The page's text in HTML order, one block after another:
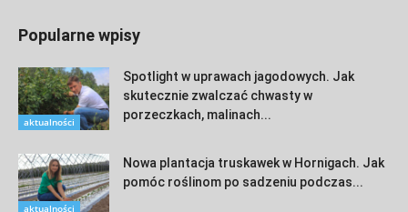
Popularne wpisy
aktualności
Spotlight w uprawach jagodowych. Jak
skutecznie zwalczać chwasty w
porzeczkach, malinach...
aktualności
Nowa plantacja truskawek w Hornigach. Jak
pomóc roślinom po sadzeniu podczas...